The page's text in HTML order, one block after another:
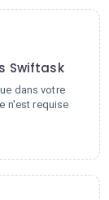
Swiftask
dans votre
n'est requise